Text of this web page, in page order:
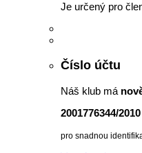
Je určený pro
Číslo účtu
Náš klub má
2001776344/2010
pro snadnou